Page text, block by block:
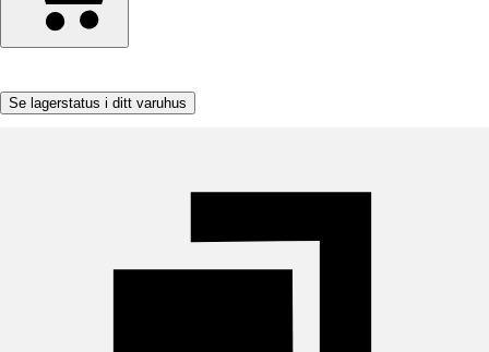
Se lagerstatus i ditt varuhus